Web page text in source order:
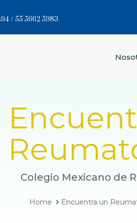
/ 55 5662 5983
Colegio Mexicano de
Home Encuentra un